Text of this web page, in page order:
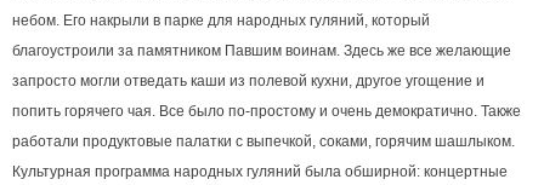
небом. Его накрыли в парке для народных гуляний, который
благоустроили за памятником Павшим воинам. Здесь же все желающие
запросто могли отведать каши из полевой кухни, другое угощение и
попить горячего чая. Все было по-простому и очень демократично. Также
работали продуктовые палатки с выпечкой, соками, горячим шашлыком.
Культурная программа народных гуляний была обширной: концертные